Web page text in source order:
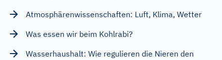
Atmosphärenwissenschaften: Luft, Klima, Wetter
Was essen wir beim Kohlrabi?
Wasserhaushalt: Wie regulieren die Nieren den